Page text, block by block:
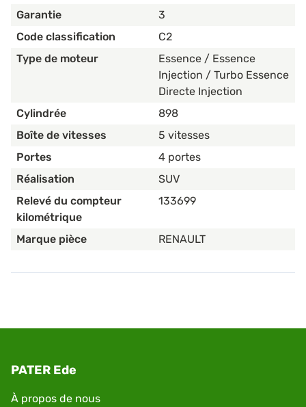
Garantie
3
Code classification
C2
Type de moteur
Essence / Essence
Injection / Turbo Essence
Directe Injection
Cylindrée
898
Boîte de vitesses
5 vitesses
Portes
4 portes
Réalisation
SUV
Relevé du compteur
kilométrique
133699
Marque pièce RENAULT
PATER Ede
À propos de nous